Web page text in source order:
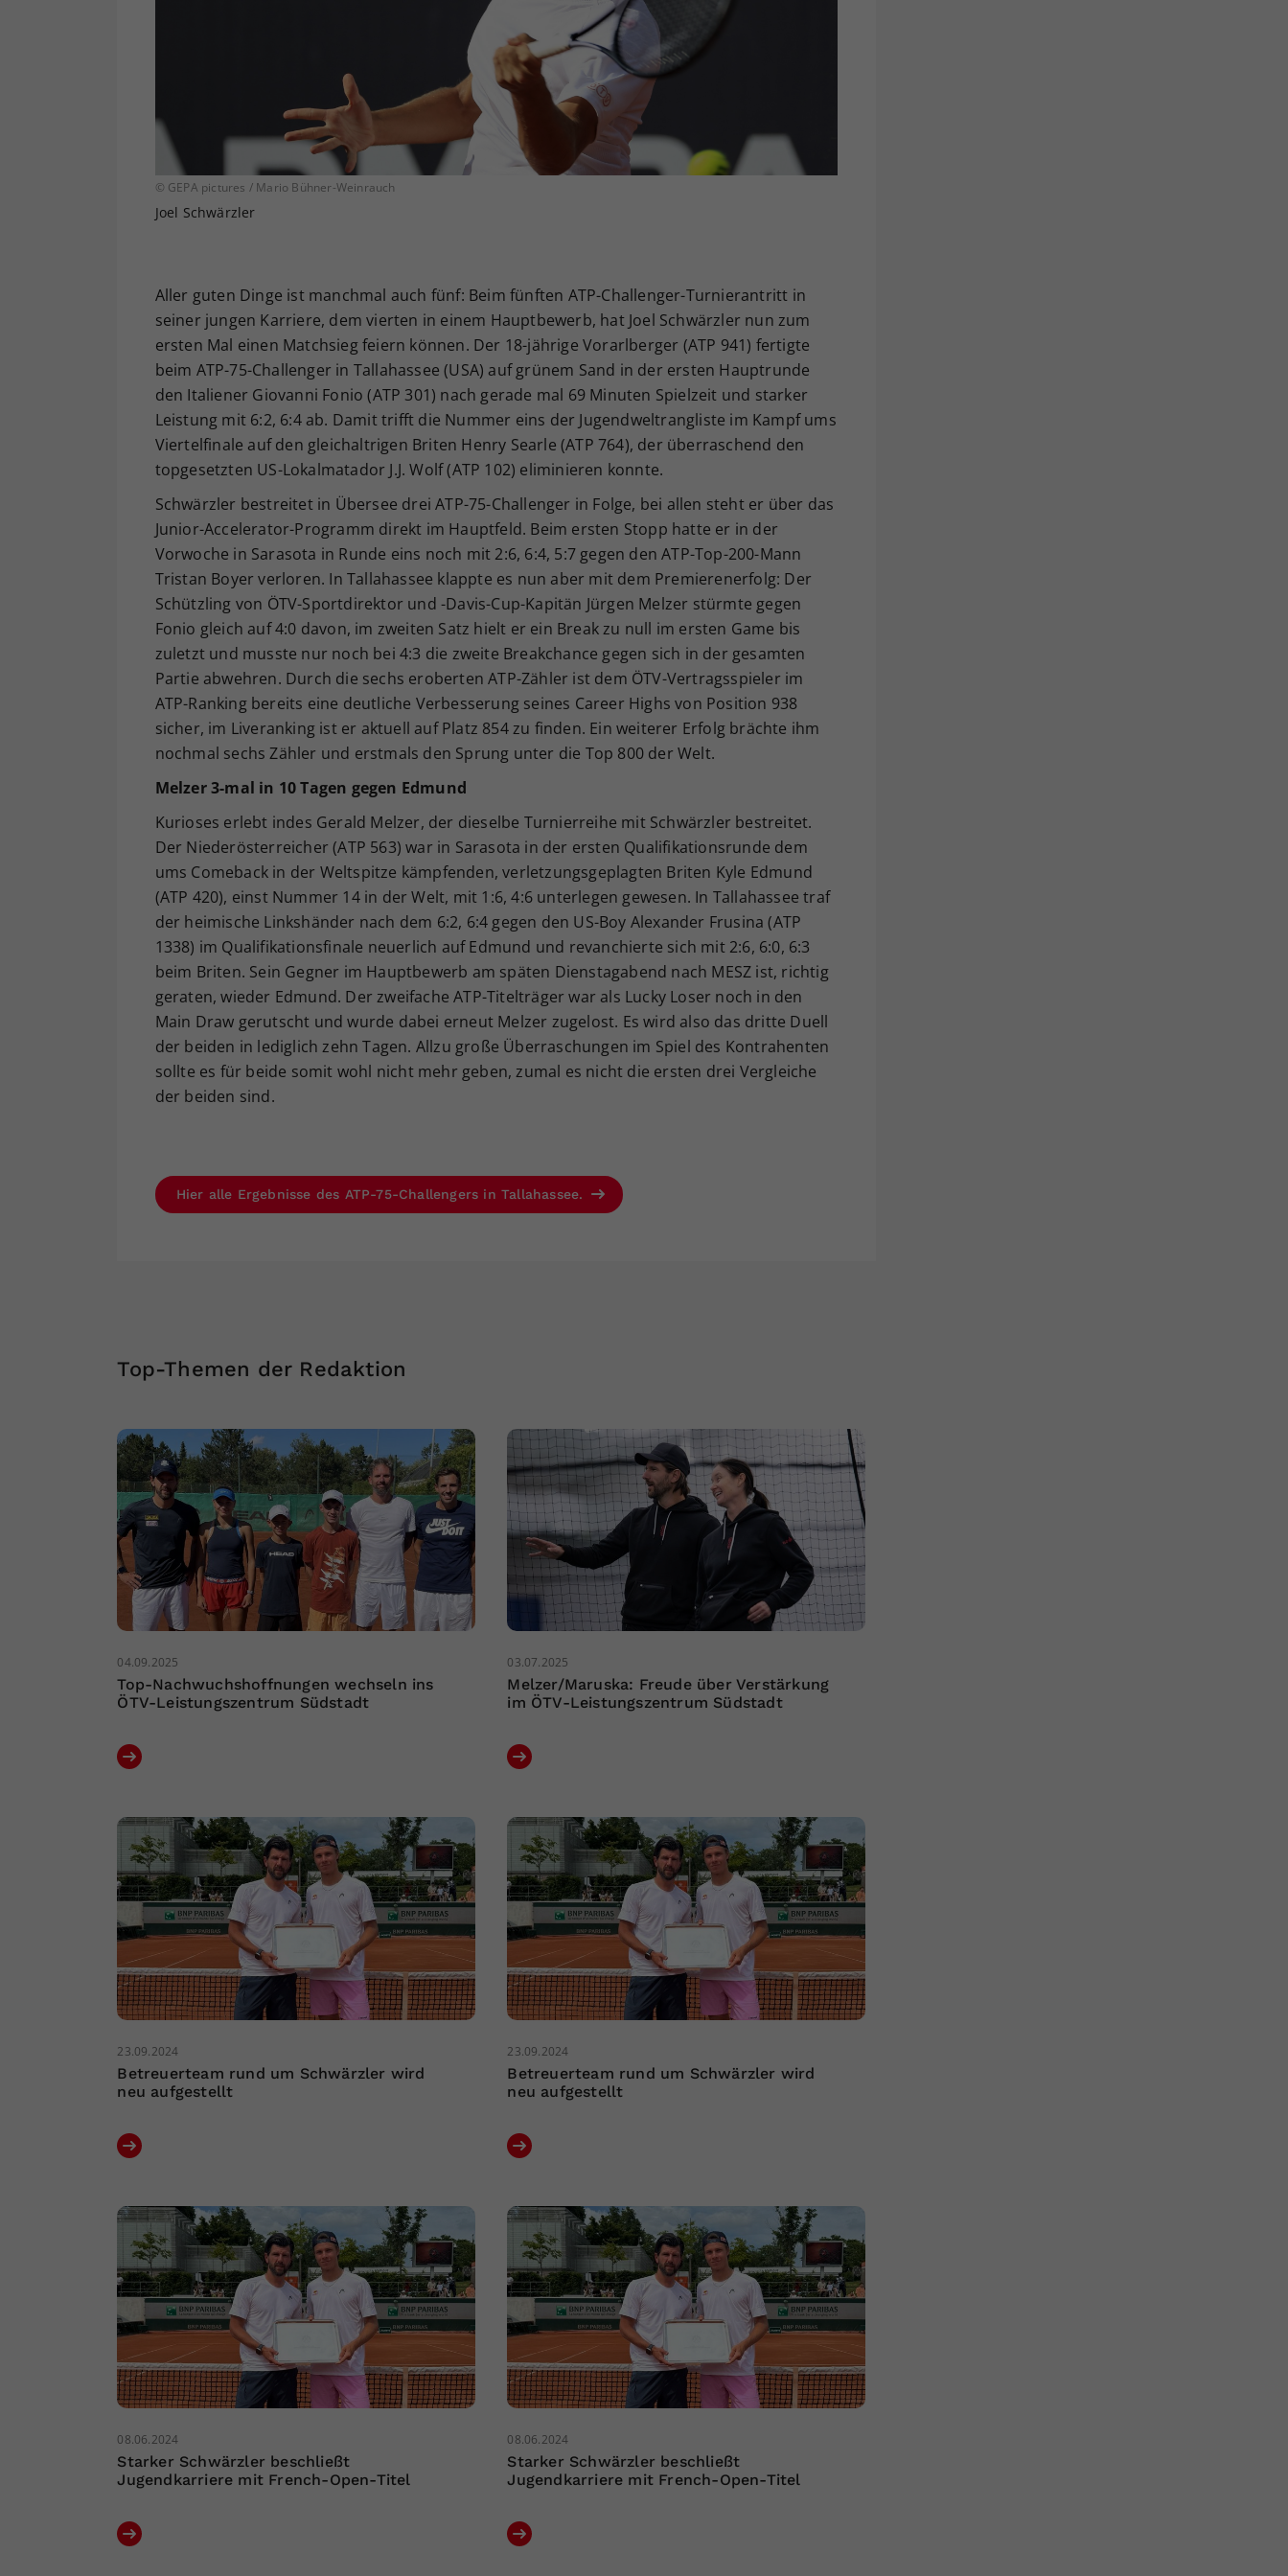
© GEPA pictures / Mario Bühner-Weinrauch
Joel Schwärzler
Aller guten Dinge ist manchmal auch fünf: Beim fünften ATP-Challenger-Turnierantritt in
seiner jungen Karriere, dem vierten in einem Hauptbewerb, hat Joel Schwärzler nun zum
ersten Mal einen Matchsieg feiern können. Der 18-jährige Vorarlberger (ATP 941) fertigte
beim ATP-75-Challenger in Tallahassee (USA) auf grünem Sand in der ersten Hauptrunde
den Italiener Giovanni Fonio (ATP 301) nach gerade mal 69 Minuten Spielzeit und starker
Leistung mit 6:2, 6:4 ab. Damit trifft die Nummer eins der Jugendweltrangliste im Kampf ums
Viertelfinale auf den gleichaltrigen Briten Henry Searle (ATP 764), der überraschend den
topgesetzten US-Lokalmatador J.J. Wolf (ATP 102) eliminieren konnte.
Schwärzler bestreitet in Übersee drei ATP-75-Challenger in Folge, bei allen steht er über das
Junior-Accelerator-Programm direkt im Hauptfeld. Beim ersten Stopp hatte er in der
Vorwoche in Sarasota in Runde eins noch mit 2:6, 6:4, 5:7 gegen den ATP-Top-200-Mann
Tristan Boyer verloren. In Tallahassee klappte es nun aber mit dem Premierenerfolg: Der
Schützling von ÖTV-Sportdirektor und -Davis-Cup-Kapitän Jürgen Melzer stürmte gegen
Fonio gleich auf 4:0 davon, im zweiten Satz hielt er ein Break zu null im ersten Game bis
zuletzt und musste nur noch bei 4:3 die zweite Breakchance gegen sich in der gesamten
Partie abwehren. Durch die sechs eroberten ATP-Zähler ist dem ÖTV-Vertragsspieler im
ATP-Ranking bereits eine deutliche Verbesserung seines Career Highs von Position 938
sicher, im Liveranking ist er aktuell auf Platz 854 zu finden. Ein weiterer Erfolg brächte ihm
nochmal sechs Zähler und erstmals den Sprung unter die Top 800 der Welt.
Melzer 3-mal in 10 Tagen gegen Edmund
Kurioses erlebt indes Gerald Melzer, der dieselbe Turnierreihe mit Schwärzler bestreitet.
Der Niederösterreicher (ATP 563) war in Sarasota in der ersten Qualifikationsrunde dem
ums Comeback in der Weltspitze kämpfenden, verletzungsgeplagten Briten Kyle Edmund
(ATP 420), einst Nummer 14 in der Welt, mit 1:6, 4:6 unterlegen gewesen. In Tallahassee traf
der heimische Linkshänder nach dem 6:2, 6:4 gegen den US-Boy Alexander Frusina (ATP
1338) im Qualifikationsfinale neuerlich auf Edmund und revanchierte sich mit 2:6, 6:0, 6:3
beim Briten. Sein Gegner im Hauptbewerb am späten Dienstagabend nach MESZ ist, richtig
geraten, wieder Edmund. Der zweifache ATP-Titelträger war als Lucky Loser noch in den
Main Draw gerutscht und wurde dabei erneut Melzer zugelost. Es wird also das dritte Duell
der beiden in lediglich zehn Tagen. Allzu große Überraschungen im Spiel des Kontrahenten
sollte es für beide somit wohl nicht mehr geben, zumal es nicht die ersten drei Vergleiche
der beiden sind.
Hier alle Ergebnisse des ATP-75-Challengers in Tallahassee.
Top-Themen der Redaktion
04.09.2025
Top-Nachwuchshoffnungen wechseln ins
ÖTV-Leistungszentrum Südstadt
03.07.2025
Melzer/Maruska: Freude über Verstärkung
im ÖTV-Leistungszentrum Südstadt
23.09.2024
Betreuerteam rund um Schwärzler wird
neu aufgestellt
23.09.2024
Betreuerteam rund um Schwärzler wird
neu aufgestellt
08.06.2024
Starker Schwärzler beschließt
Jugendkarriere mit French-Open-Titel
08.06.2024
Starker Schwärzler beschließt
Jugendkarriere mit French-Open-Titel
Ihrer vorgenommen Einstellungen, falls der
Webseiten-Betreiber dies eingestellt hat.